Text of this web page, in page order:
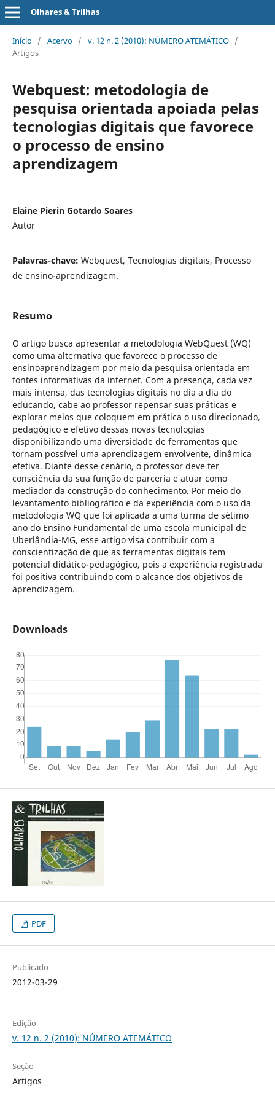
Olhares & Trilhas
Início / Acervo / v. 12 n. 2 (2010): NÚMERO ATEMÁTICO /
Artigos
Webquest: metodologia de
pesquisa orientada apoiada pelas
tecnologias digitais que favorece
o processo de ensino
aprendizagem
Elaine Pierin Gotardo Soares
Autor
Palavras-chave: Webquest, Tecnologias digitais, Processo
de ensino-aprendizagem.
Resumo
O artigo busca apresentar a metodologia WebQuest (WQ)
como uma alternativa que favorece o processo de
ensinoaprendizagem por meio da pesquisa orientada em
fontes informativas da internet. Com a presença, cada vez
mais intensa, das tecnologias digitais no dia a dia do
educando, cabe ao professor repensar suas práticas e
explorar meios que coloquem em prática o uso direcionado,
pedagógico e efetivo dessas novas tecnologias
disponibilizando uma diversidade de ferramentas que
tornam possível uma aprendizagem envolvente, dinâmica
efetiva. Diante desse cenário, o professor deve ter
consciência da sua função de parceria e atuar como
mediador da construção do conhecimento. Por meio do
levantamento bibliográfico e da experiência com o uso da
metodologia WQ que foi aplicada a uma turma de sétimo
ano do Ensino Fundamental de uma escola municipal de
Uberlândia-MG, esse artigo visa contribuir com a
conscientização de que as ferramentas digitais tem
potencial didático-pedagógico, pois a experiência registrada
foi positiva contribuindo com o alcance dos objetivos de
aprendizagem.
Downloads
PDF
Publicado
2012-03-29
Edição
v. 12 n. 2 (2010): NÚMERO ATEMÁTICO
Seção
Artigos